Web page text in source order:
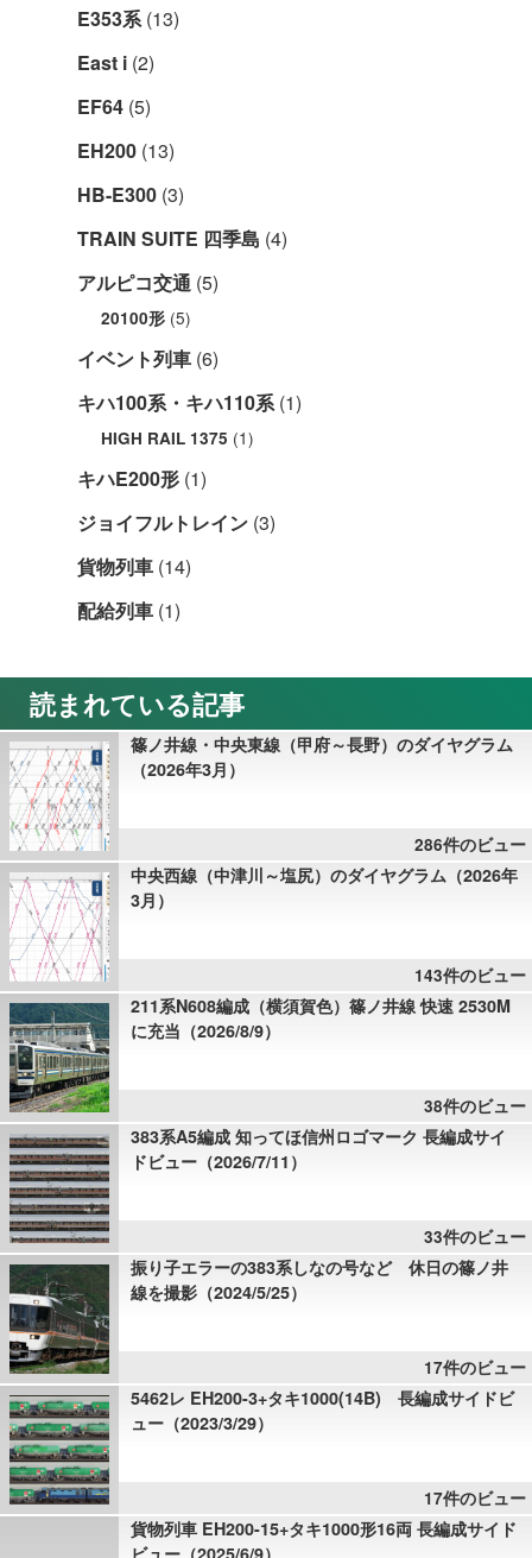
E353系(13)
East i (2)
EF64 (5)
EH200 (13)
HB-E300 (3)
TRAIN SUITE 四季島 (4)
アルピコ交通 (5)
20100形 (5)
イベント列車 (6)
キハ100系・キハ110系(1)
HIGH RAIL 1375 (1)
キハE200形 (1)
ジョイフルトレイン (3)
貨物列車 (14)
配給列車 (1)
読まれている記事
篠ノ井線・中央東線（甲府～長野）のダイヤグラム
（2026年3月）
286件のビュー
中央西線（中津川～塩尻）のダイヤグラム（2026年
3月）
143件のビュー
211系N608編成（横須賀色）篠ノ井線 快速 2530M
に充当（2026/8/9）
38件のビュー
383系A5編成 知ってほ信州ロゴマーク 長編成サイ
ドビュー（2026/7/11）
33件のビュー
振り子エラーの383系しなの号など 休日の篠ノ井
線を撮影（2024/5/25）
17件のビュー
5462レ EH200-3+タキ1000(14B) 長編成サイドビ
ュー（2023/3/29）
17件のビュー
貨物列車 EH200-15+タキ1000形16両 長編成サイド